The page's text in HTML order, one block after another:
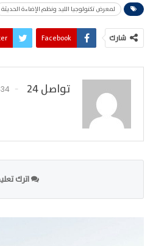
لمعرض تكنولوجيا الليد ونظم الإضاءة الحديثة
شارك Facebook
تواصل 24 2534
اترك